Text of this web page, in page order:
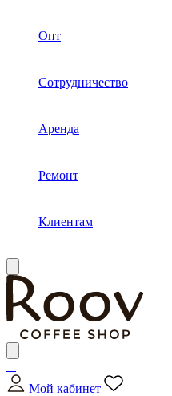
Опт
Сотрудничество
Аренда
Ремонт
Клиентам
Мой кабинет